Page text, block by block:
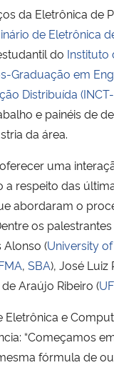
da Eletrônica de
de Eletrônica
do Instituto
Graduação em
Distribuída
e painéis de
da área.
uma
respeito das
abordaram o
os
Alonso (University
, SBA), José Luiz
Araújo Ribeiro (
e
“Começamos
fórmula de